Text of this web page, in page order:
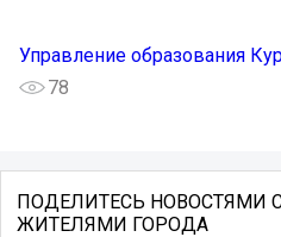
Управление образования
78
ПОДЕЛИТЕСЬ НОВОСТЯМИ
ЖИТЕЛЯМИ ГОРОДА